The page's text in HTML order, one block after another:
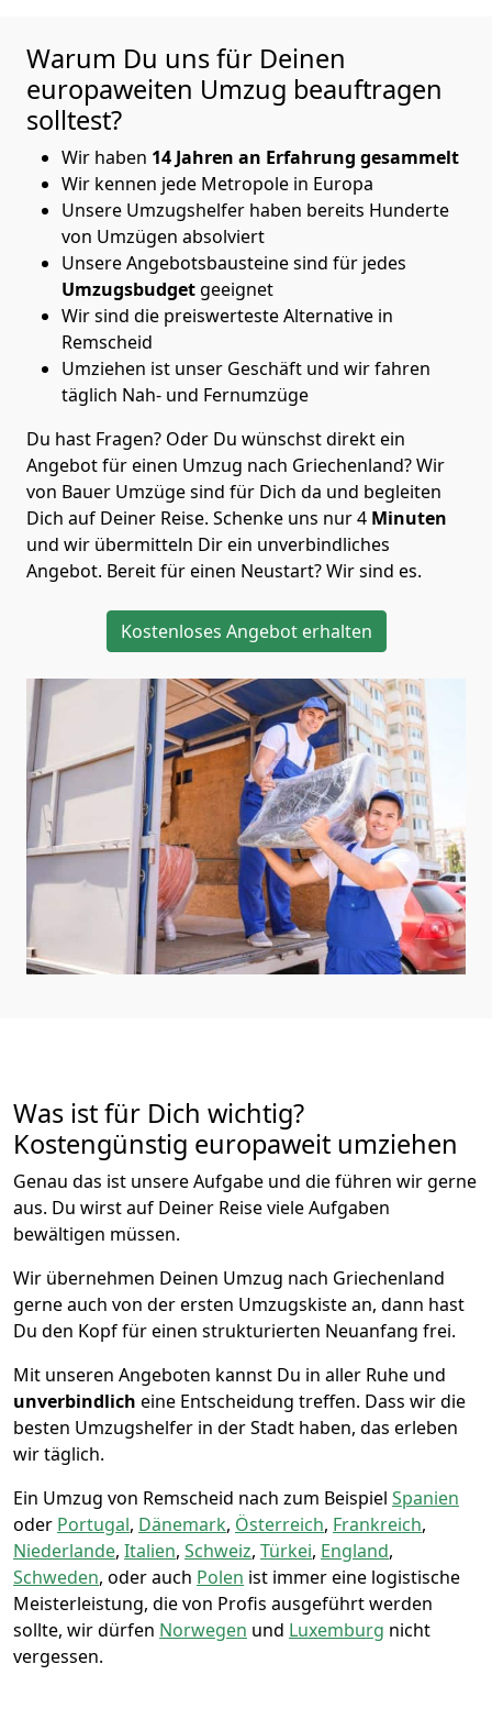
Warum Du uns für Deinen
europaweiten Umzug beauftragen
solltest?
Wir haben 14 Jahren an Erfahrung gesammelt
Wir kennen jede Metropole in Europa
Unsere Umzugshelfer haben bereits Hunderte
von Umzügen absolviert
Unsere Angebotsbausteine sind für jedes
Umzugsbudgetgeeignet
Wir sind die preiswerteste Alternative in
Remscheid
Umziehen ist unser Geschäft und wir fahren
täglich Nah- und Fernumzüge
Du hast Fragen? Oder Du wünschst direkt ein
Angebot für einen Umzug nach Griechenland? Wir
von Bauer Umzügesind für Dich da und begleiten
Dich auf Deiner Reise. Schenke uns nur4 Minuten
und wir übermitteln Dir ein unverbindliches
Angebot. Bereit für einen Neustart? Wir sind es.
Kostenloses Angebot erhalten
Was ist für Dich wichtig?
Kostengünstig europaweit umziehen
Genau das ist unsere Aufgabe und die führen wir gerne
aus. Du wirst auf Deiner Reise viele Aufgaben
bewältigen müssen.
Wir übernehmen Deinen Umzug nach Griechenland
gerne auch von der ersten Umzugskiste an, dann hast
Du den Kopf für einen strukturierten Neuanfang frei.
Mit unseren Angeboten kannst Du in aller Ruhe und
unverbindlich eine Entscheidung treffen. Dass wir die
besten Umzugshelfer in der Stadt haben, das erleben
wir täglich.
Ein Umzug von Remscheid nach zum Beispiel Spanien
oder Portugal, Dänemark, Österreich, Frankreich,
Niederlande, Italien, Schweiz, Türkei, England,
Schweden, oder auch Polen ist immer eine logistische
Meisterleistung, die von Profis ausgeführt werden
sollte, wir dürfen Norwegen und Luxemburg nicht
vergessen.